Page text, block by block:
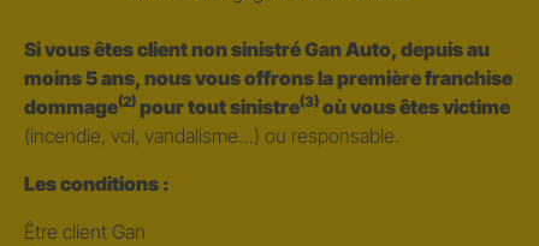
Si vous êtes client non sinistré Gan Auto, depuis au
moins 5 ans, nous vous offrons la première franchise
dommage(2) pour tout sinistre(3) où vous êtes victime
(incendie, vol, vandalisme…) ou responsable.
Les conditions :
Être client Gan